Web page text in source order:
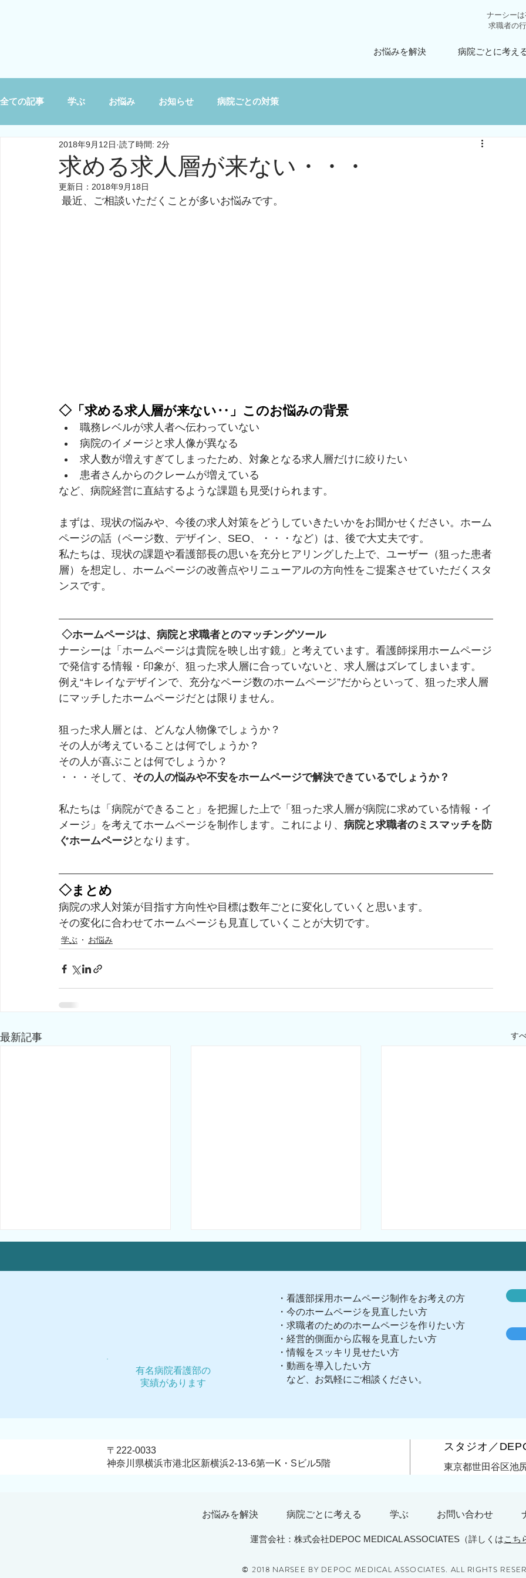
ナーシー
求職者の
お悩みを解決 病院ごとに考え
全ての記事 学ぶ お悩み お知らせ 病院ごとの対策
求める求人層が来ない・・・
2018年9月12日 読了時間: 2分
更新日： 2018年9月18日
最近、ご相談いただくことが多いお悩みです。
◇「求める求人層が来ない‥」このお悩みの背景
職務レベルが求人者へ伝わっていない
病院のイメージと求人像が異なる
求人数が増えすぎてしまったため、対象となる求人層だけに絞りたい
患者さんからのクレームが増えている
など、病院経営に直結するような課題も見受けられます。
まずは、現状の悩みや、今後の求人対策をどうしていきたいかをお聞かせください。ホーム
ページの話（ページ数、デザイン、SEO、・・・など）は、後で大丈夫です。
私たちは、現状の課題や看護部長の思いを充分ヒアリングした上で、ユーザー（狙った患者
層）を想定し、ホームページの改善点やリニューアルの方向性をご提案させていただくスタ
ンスです。
◇ホームページは、病院と求職者とのマッチングツール
ナーシーは「ホームページは貴院を映し出す鏡」と考えています。看護師採用ホームページ
で発信する情報・印象が、狙った求人層に合っていないと、求人層はズレてしまいます。
例え“キレイなデザインで、充分なページ数のホームページ”だからといって、狙った求人層
にマッチしたホームページだとは限りません。
狙った求人層とは、どんな人物像でしょうか？
その人が考えていることは何でしょうか？
その人が喜ぶことは何でしょうか？
・・・そして、 その人の悩みや不安をホームページで解決できているでしょうか？
私たちは「病院ができること」を把握した上で「狙った求人層が病院に求めている情報・イ
メージ」を考えてホームページを制作します。これにより、 病院と求職者のミスマッチを防
ぐホームページとなります。
◇まとめ
病院の求人対策が目指す方向性や目標は数年ごとに変化していくと思います。
その変化に合わせてホームページも見直していくことが大切です。
学ぶ お悩み
最新記事 す
進化（2014〜2018）
ホームページの割賦・リース
契約に、ご注意ください。
採用効果とホームページ
有名病院看護部の
実績があります
・看護部採用ホームページ制作をお考えの方
・今のホームページを見直したい方
​・求職者のためのホームページを作りたい方
・経営的側面から広報を見直したい方
・情報をスッキリ見せたい方
・動画を導入したい方
​ など、お気軽にご相談ください。
〒222-0033
神奈川県横浜市港北区新横浜2-13-6第一K・Sビル5階
スタジオ／
東京都世田谷区池
お悩みを解決 病院ごとに考える 学ぶ お問い合わせ
運営会社：株式会社DEPOC MEDICAL ASSOCIATES（詳しくはこち
© 2018 NARSEE BY DEPOC MEDICAL ASSOCIATES. ALL RIGHTS